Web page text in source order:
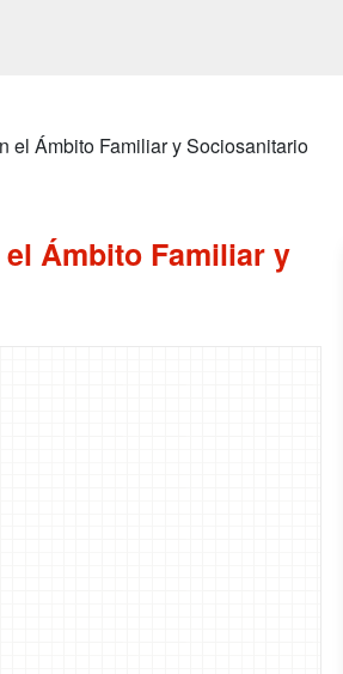
el Ámbito Familiar y Sociosanitario
Ámbito Familiar y